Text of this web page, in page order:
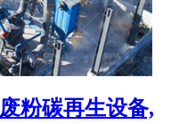
粉碳再生设备,